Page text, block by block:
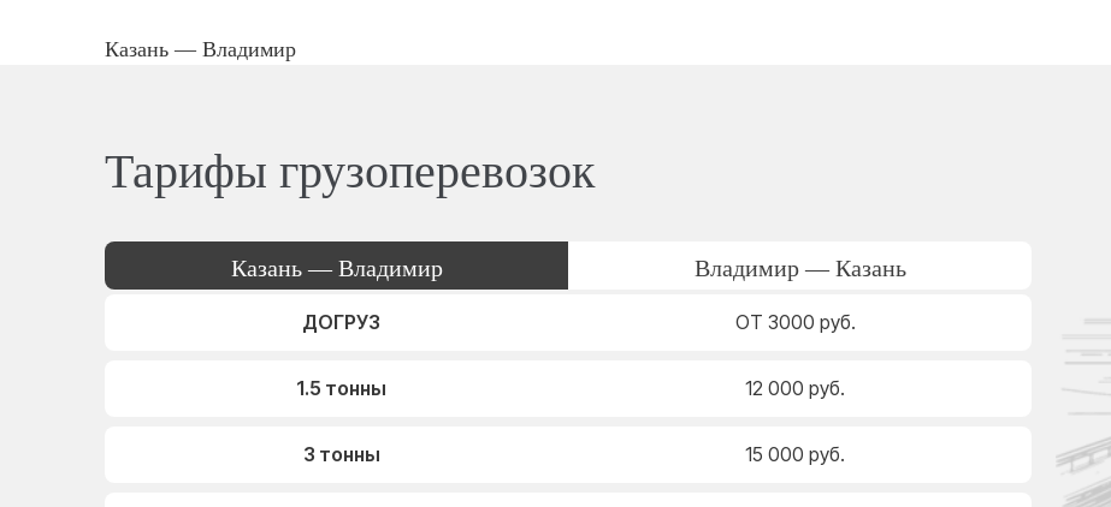
Казань — Владимир
Тарифы грузоперевозок
Казань — Владимир Владимир — Казань
ДОГРУЗ ОТ 3000 руб.
1.5 тонны 12 000 руб.
3 тонны 15 000 руб.